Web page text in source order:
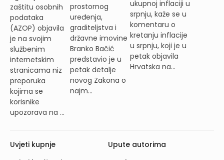
zaštitu osobnih
podataka
(AZOP) objavila
je na svojim
službenim
internetskim
stranicama niz
preporuka
kojima se
korisnike
upozorava na ...
prostornog
uređenja,
graditeljstva i
državne imovine
Branko Bačić
predstavio je u
petak detalje
novog Zakona o
najm...
ukupnoj inflaciji u
srpnju, kaže se u
komentaru o
kretanju inflacije
u srpnju, koji je u
petak objavila
Hrvatska na...
Uvjeti kupnje
Upute autorima